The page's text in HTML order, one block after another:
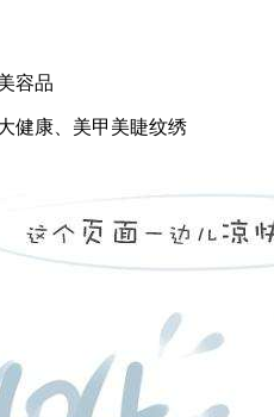
容品
健康、美甲美睫纹绣